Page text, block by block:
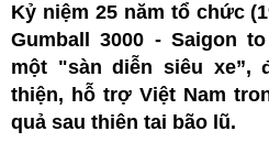
Kỷ niệm 25 năm tổ chức
Gumball 3000 - Saigon
một "sàn diễn siêu xe”,
thiện, hỗ trợ Việt Nam
quả sau thiên tai bão lũ.